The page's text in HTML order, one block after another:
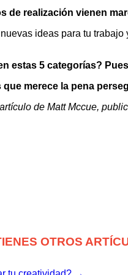
de realización vienen
ideas para tu
estas 5 categorías?
merece la pena
de Matt Mccue,
OTROS